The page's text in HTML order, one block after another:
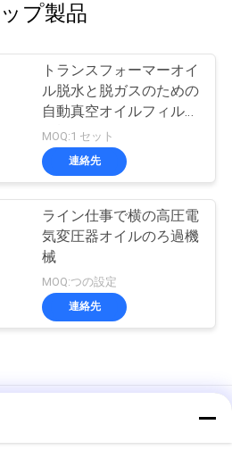
ップ製品
トランスフォーマーオイ
ル脱水と脱ガスのための
自動真空オイルフィルタ
ー機
MOQ:1 セット
連絡先
ライン仕事で横の高圧電
気変圧器オイルのろ過機
械
MOQ:つの設定
連絡先
機械600L/Hに掃除機をかける
空の油純化器の脱水3000L/H